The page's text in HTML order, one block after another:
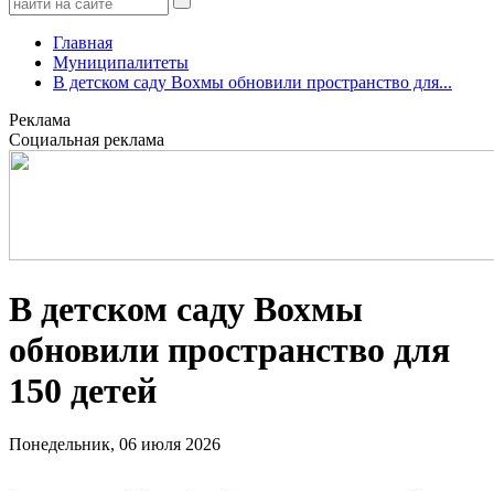
Главная
Муниципалитеты
В детском саду Вохмы обновили пространство для...
Реклама
Социальная реклама
В детском саду Вохмы
обновили пространство для
150 детей
Понедельник, 06 июля 2026